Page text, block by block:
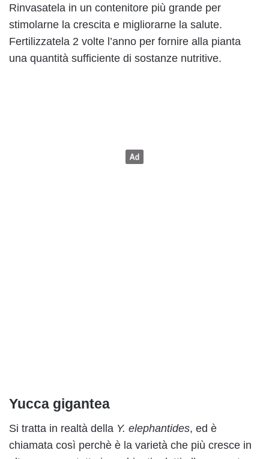
Rinvasatela in un contenitore più grande per
stimolarne la crescita e migliorarne la salute.
Fertilizzatela 2 volte l’anno per fornire alla pianta
una quantità sufficiente di sostanze nutritive.
Yucca gigantea
Si tratta in realtà della Y. elephantides, ed è
chiamata così perchè è la varietà che più cresce in